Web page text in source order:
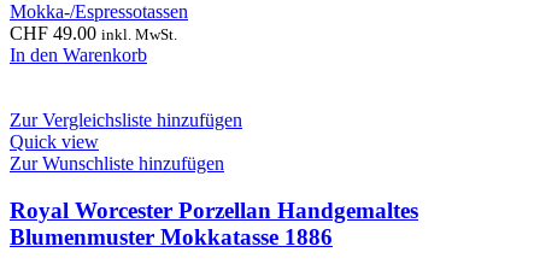
Mokka-/Espressotassen
CHF 49.00 inkl. MwSt.
In den Warenkorb
Zur Vergleichsliste hinzufügen
Quick view
Zur Wunschliste hinzufügen
Royal Worcester Porzellan Handgemaltes
Blumenmuster Mokkatasse 1886